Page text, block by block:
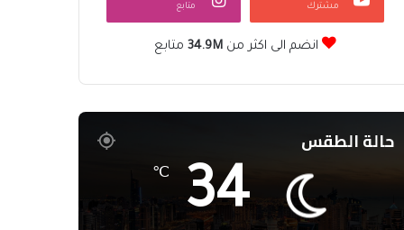
مشترك متابع
انضم الى اكثر من34.9M متابع
حالة الطقس
34
℃